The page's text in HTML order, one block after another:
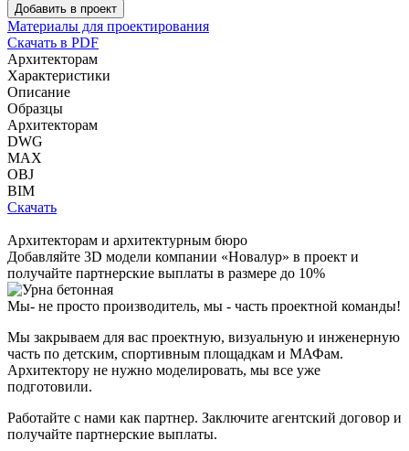
Добавить в проект
Материалы для проектирования
Скачать в PDF
Архитекторам
Характеристики
Описание
Образцы
Архитекторам
DWG
MAX
OBJ
BIM
Скачать
Архитекторам и архитектурным бюро
Добавляйте 3D модели компании «Новалур» в проект и
получайте партнерские выплаты в размере до 10%
Мы- не просто производитель, мы - часть проектной команды!
Мы закрываем для вас проектную, визуальную и инженерную
часть по детским, спортивным площадкам и МАФам.
Архитектору не нужно моделировать, мы все уже
подготовили.
Работайте с нами как партнер. Заключите агентский договор и
получайте партнерские выплаты.